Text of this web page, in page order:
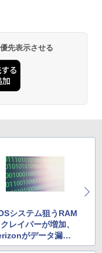
先表示させる
システム狙うRAM
レイパーが増加、
がデータ漏洩
害の年次報告書